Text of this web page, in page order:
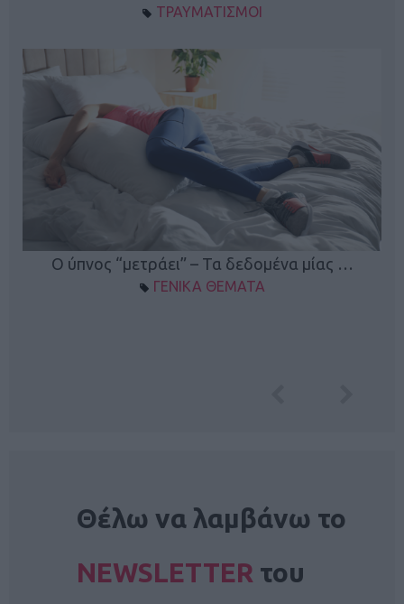
ΤΡΑΥΜΑΤΙΣΜΟΙ
Ο ύπνος “μετράει” – Τα δεδομένα μίας …
ΓΕΝΙΚΑ ΘΕΜΑΤΑ
Θέλω να λαμβάνω το
NEWSLETTER του